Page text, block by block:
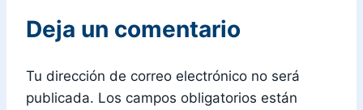
Deja un comentario
Tu dirección de correo electrónico no será
publicada. Los campos obligatorios están